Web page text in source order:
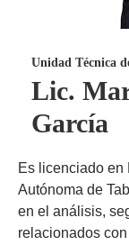
Unidad Técnica
Lic.
García
Es licenciado en
Autónoma de
en el análisis,
relacionados